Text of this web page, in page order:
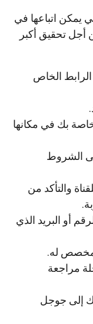
يمكن اتباعها في
أجل تحقيق أكبر
الرابط الخاص
بك في مكانها
الشروط
والتأكد من
أو البريد الذي
له.
مراجعة
إلى جوجل